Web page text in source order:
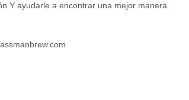
ayudarle a encontrar una mejor manera.